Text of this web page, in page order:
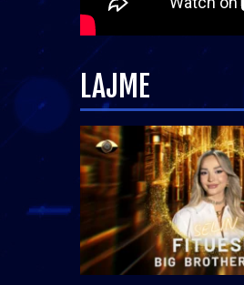
LAJME